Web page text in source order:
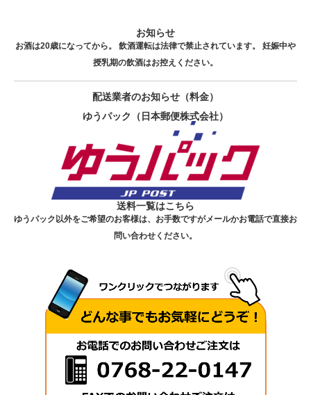
お知らせ
お酒は20歳になってから。 飲酒運転は法律で禁止されています。 妊娠中や
授乳期の飲酒はお控えください。
配送業者のお知らせ（料金）
ゆうパック（日本郵便株式会社）
送料一覧はこちら
ゆうパック以外をご希望のお客様は、お手数ですがメールかお電話で直接お
問い合わせください。